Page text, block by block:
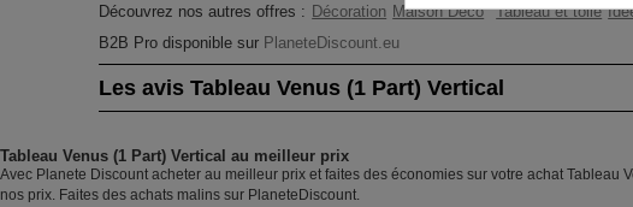
Découvrez nos autres offres : Décoration Maison Déco Tableau et toile
B2B Pro disponible sur PlaneteDiscount.eu
Les avis Tableau Venus (1 Part) Vertical
Tableau Venus (1 Part) Vertical au meilleur prix
Avec Planete Discount acheter au meilleur prix et faites des économies sur votre achat
nos prix. Faites des achats malins sur PlaneteDiscount.